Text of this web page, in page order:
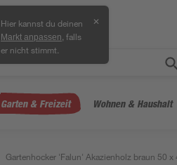
Hier kannst du deinen
Markt anpassen , falls
er nicht stimmt.
✕
Garten & Freizeit Wohnen & Haushalt
Gartenhocker 'Falun' Akazienholz braun 50 x